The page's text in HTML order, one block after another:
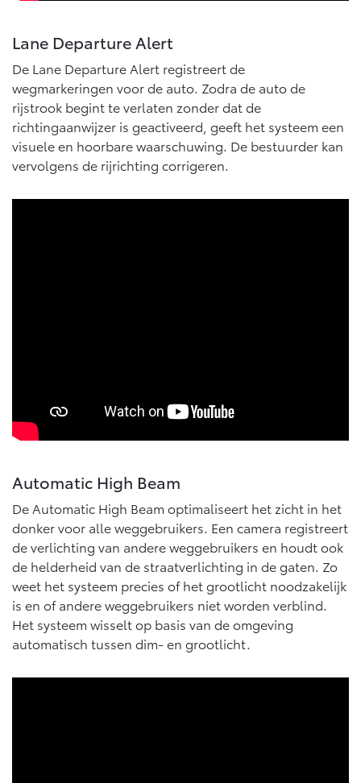
Lane Departure Alert
De Lane Departure Alert registreert de
wegmarkeringen voor de auto. Zodra de auto de
rijstrook begint te verlaten zonder dat de
richtingaanwijzer is geactiveerd, geeft het systeem een
visuele en hoorbare waarschuwing. De bestuurder kan
vervolgens de rijrichting corrigeren.
Automatic High Beam
De Automatic High Beam optimaliseert het zicht in het
donker voor alle weggebruikers. Een camera registreert
de verlichting van andere weggebruikers en houdt ook
de helderheid van de straatverlichting in de gaten. Zo
weet het systeem precies of het grootlicht noodzakelijk
is en of andere weggebruikers niet worden verblind.
Het systeem wisselt op basis van de omgeving
automatisch tussen dim- en grootlicht.